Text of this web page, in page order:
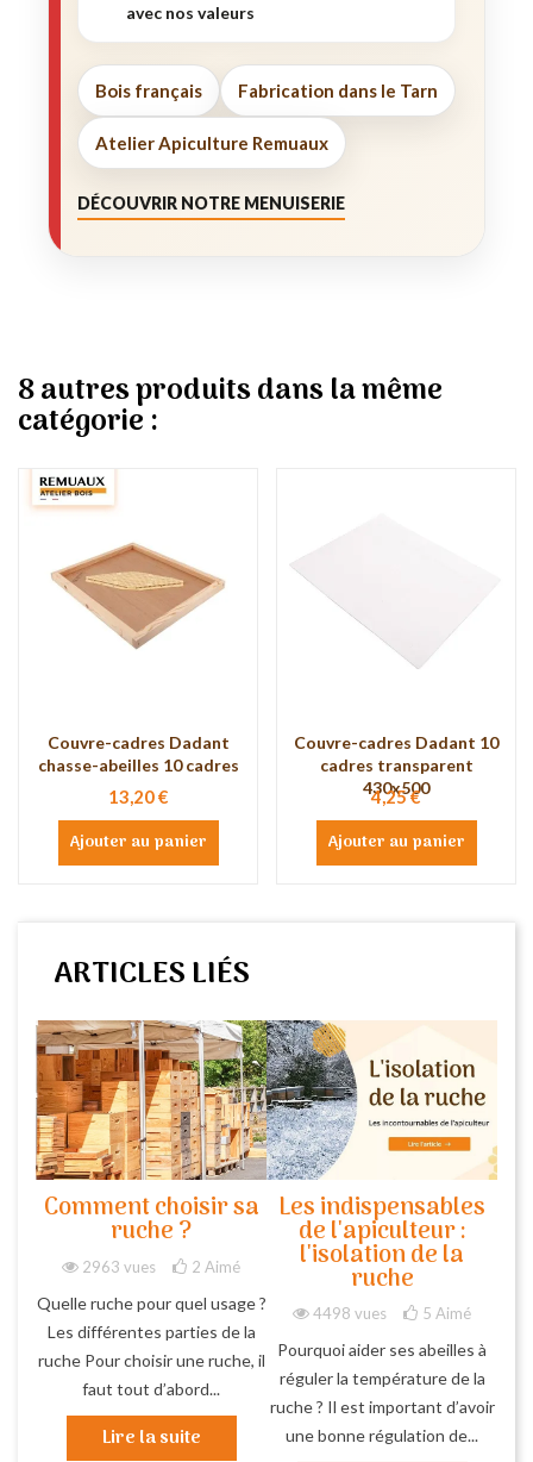
avec nos valeurs
Bois français Fabrication dans le Tarn
Atelier Apiculture Remuaux
DÉCOUVRIR NOTRE MENUISERIE
8 autres produits dans la même
catégorie :
Couvre-cadres Dadant
chasse-abeilles 10 cadres
13,20 €
Ajouter au panier
Couvre-cadres Dadant 10
cadres transparent
430x500
4,25 €
Ajouter au panier
ARTICLES LIÉS
Comment choisir sa
ruche ?
2963 vues 2 Aimé
Quelle ruche pour quel usage ?
Les différentes parties de la
ruche Pour choisir une ruche, il
faut tout d’abord...
Lire la suite
Les indispensables
de l'apiculteur :
l'isolation de la
ruche
4498 vues 5 Aimé
Pourquoi aider ses abeilles à
réguler la température de la
ruche ? Il est important d’avoir
une bonne régulation de...